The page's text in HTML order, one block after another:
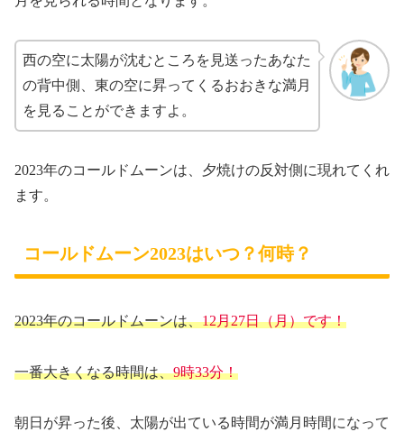
西の空に太陽が沈むところを見送ったあなた
の背中側、東の空に昇ってくるおおきな満月
を見ることができますよ。
2023年のコールドムーンは、夕焼けの反対側に現れてくれ
ます。
コールドムーン2023はいつ？何時？
2023年のコールドムーンは、12月27日（月）です！
一番大きくなる時間は、9時33分！
朝日が昇った後、太陽が出ている時間が満月時間になって